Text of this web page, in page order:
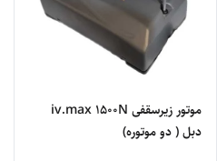
موتور زیرسقفی iv.max ۱۵۰۰N
دبل ( دو موتوره)